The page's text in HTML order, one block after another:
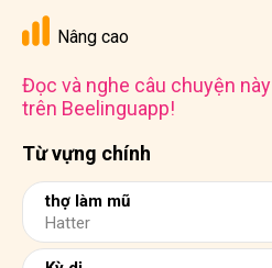
Từ vựng chính
thợ làm mũ
Hatter
Nâng cao
Đọc và nghe câu chuyện này
trên Beelinguapp!